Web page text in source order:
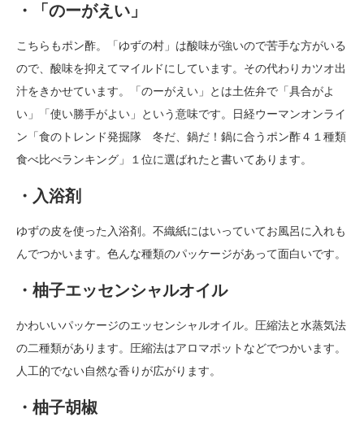
・「のーがえい」
こちらもポン酢。「ゆずの村」は酸味が強いので苦手な方がいる
ので、酸味を抑えてマイルドにしています。その代わりカツオ出
汁をきかせています。「のーがえい」とは土佐弁で「具合がよ
い」「使い勝手がよい」という意味です。日経ウーマンオンライ
ン「食のトレンド発掘隊 冬だ、鍋だ！鍋に合うポン酢４１種類
食べ比べランキング」１位に選ばれたと書いてあります。
・入浴剤
ゆずの皮を使った入浴剤。不織紙にはいっていてお風呂に入れも
んでつかいます。色んな種類のパッケージがあって面白いです。
・柚子エッセンシャルオイル
かわいいパッケージのエッセンシャルオイル。圧縮法と水蒸気法
の二種類があります。圧縮法はアロマポットなどでつかいます。
人工的でない自然な香りが広がります。
・柚子胡椒